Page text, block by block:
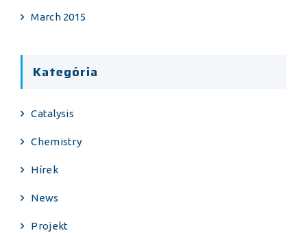
March 2015
Kategória
Catalysis
Chemistry
Hírek
News
Projekt